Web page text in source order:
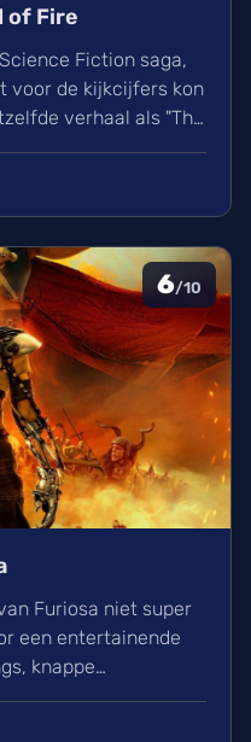
of Fire
Fiction saga,
voor de kijkcijfers kon
verhaal als "The
Seven" te
Star Wars en mooie
saai gesmaakt.
ook weer uit?
6/10
Furiosa niet super
een entertainende
knappe
film in de rol van